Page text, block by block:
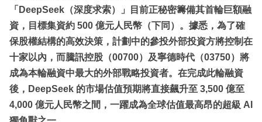
「DeepSeek（深度求索）」目前正秘密籌備其首輪巨額融
資，目標集資約 500 億元人民幣（下同）。據悉，為了確
保股權結構的高效決策，計劃中的參投外部投資方將控制在
十家以內，而騰訊控股（00700）及寧德時代（03750）將
成為本輪融資中最大的外部戰略投資者。在完成此輪融資
後，DeepSeek 的市場估值預期將直接飆升至 3,500 億至
4,000 億元人民幣之間，一躍成為全球估值最高昂的超級 AI